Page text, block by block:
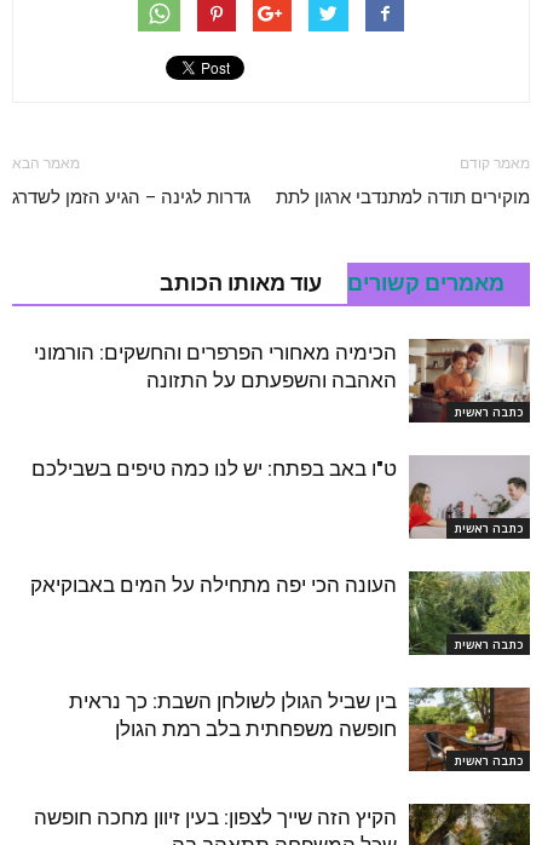
מאמר קודם
מוקירים תודה למתנדבי ארגון לתת
מאמר הבא
גדרות לגינה – הגיע הזמן לשדרג
מאמרים קשורים עוד מאותו הכותב
כתבה ראשית
הכימיה מאחורי הפרפרים והחשקים: הורמוני
האהבה והשפעתם על התזונה
כתבה ראשית
ט"ו באב בפתח: יש לנו כמה טיפים בשבילכם
כתבה ראשית
העונה הכי יפה מתחילה על המים באבוקיאק
כתבה ראשית
בין שביל הגולן לשולחן השבת: כך נראית
חופשה משפחתית בלב רמת הגולן
הקיץ הזה שייך לצפון: בעין זיוון מחכה חופשה